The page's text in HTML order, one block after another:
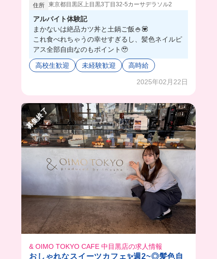
住所 東京都目黒区上目黒3丁目32-5カーサデラソル2
アルバイト体験記
まかないは絶品カツ丼と土鍋ご飯🍚💟
これ食べれちゃうの幸せすぎるし、髪色ネイルピ
アス全部自由なのもポイント🥹
高校生歓迎 未経験歓迎 高時給
2025年02月22日
募集終了
& OIMO TOKYO CAFE 中目黒店の求人情報
おしゃれなスイーツカフェ✨週2~◎髪色自